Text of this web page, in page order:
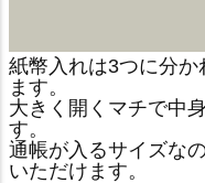
紙幣入れは3つに分か
ます。
大きく開くマチで中
す。
通帳が入るサイズな
いただけます。